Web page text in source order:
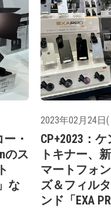
・
のス
な
2023年02月24日
CP+2023：ケ
トキナー、
マートフォ
ズ＆フィル
ンド「EXA